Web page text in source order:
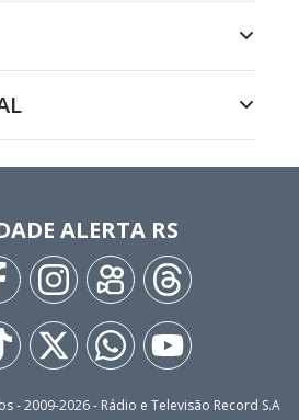
ALERTA RS
- 2009-2026- Rádio e Televisão Record S.A